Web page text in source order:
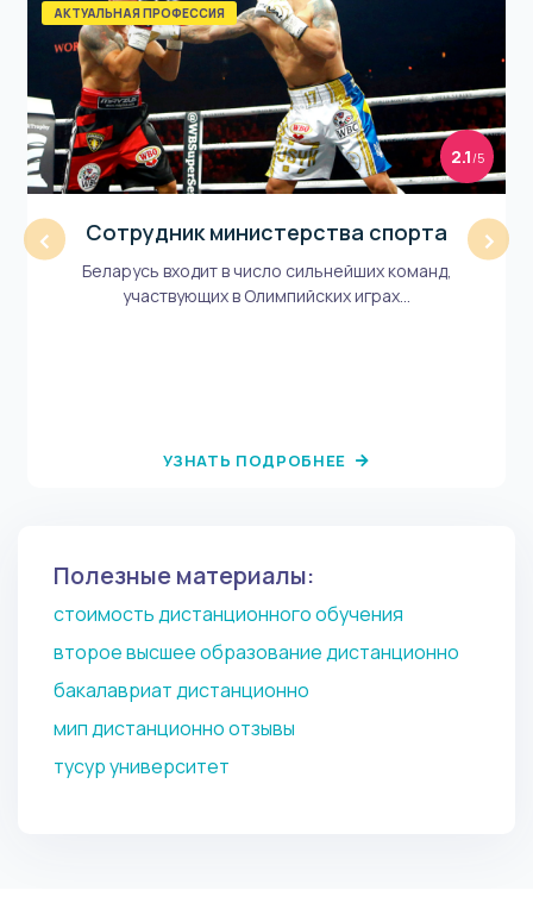
‹
АКТУАЛЬНАЯ ПРОФЕССИЯ
2.1 /5
Сотрудник министерства спорта
Беларусь входит в число сильнейших команд,
участвующих в Олимпийских играх...
УЗНАТЬ ПОДРОБНЕЕ
›
Полезные материалы:
стоимость дистанционного обучения
второе высшее образование дистанционно
бакалавриат дистанционно
мип дистанционно отзывы
тусур университет